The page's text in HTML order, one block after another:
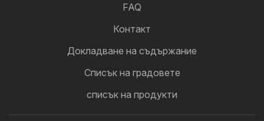
FAQ
Контакт
Докладване на съдържание
Cписък на градовете
списък на продукти